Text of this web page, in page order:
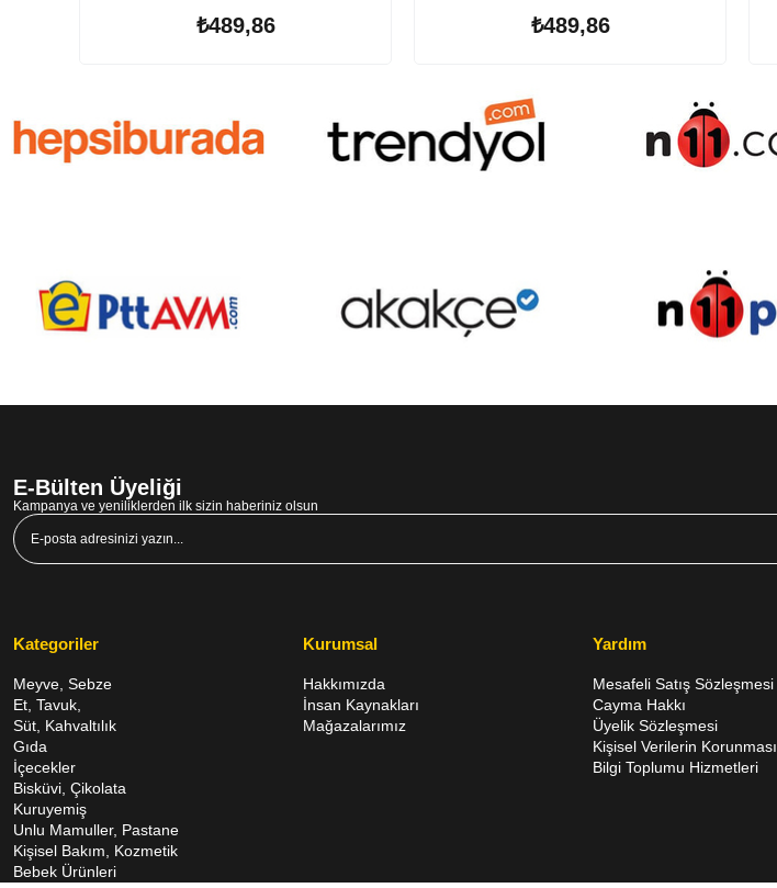
₺489,86 ₺489,86
E-Bülten Üyeliği
Kampanya ve yeniliklerden ilk sizin haberiniz olsun
Kategoriler
Meyve, Sebze
Et, Tavuk,
Süt, Kahvaltılık
Gıda
İçecekler
Bisküvi, Çikolata
Kuruyemiş
Unlu Mamuller, Pastane
Kişisel Bakım, Kozmetik
Bebek Ürünleri
Kurumsal
Hakkımızda
İnsan Kaynakları
Mağazalarımız
Yardım
Mesafeli Satış Sözleşmesi
Cayma Hakkı
Üyelik Sözleşmesi
Kişisel Verilerin Korunması
Bilgi Toplumu Hizmetleri